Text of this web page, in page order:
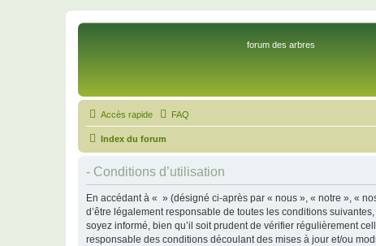
forum des arbres
Accès rapide FAQ
Index du forum
- Conditions d’utilisation
En accédant à « » (désigné ci-après par « nous », « notre », «
d’être légalement responsable de toutes les conditions
soyez informé, bien qu’il soit prudent de vérifier régulièrement
responsable des conditions découlant des mises à jour et/ou